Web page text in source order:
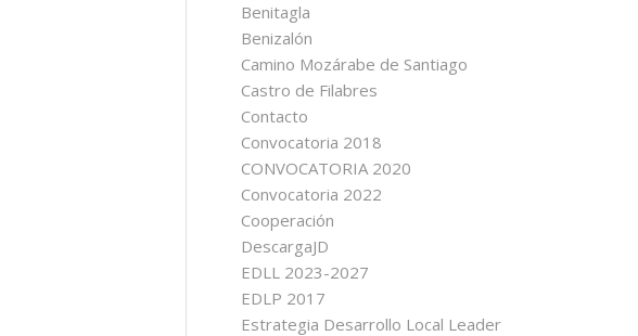
Benitagla
Benizalón
Camino Mozárabe de Santiago
Castro de Filabres
Contacto
Convocatoria 2018
CONVOCATORIA 2020
Convocatoria 2022
Cooperación
DescargaJD
EDLL 2023-2027
EDLP 2017
Estrategia Desarrollo Local Leader